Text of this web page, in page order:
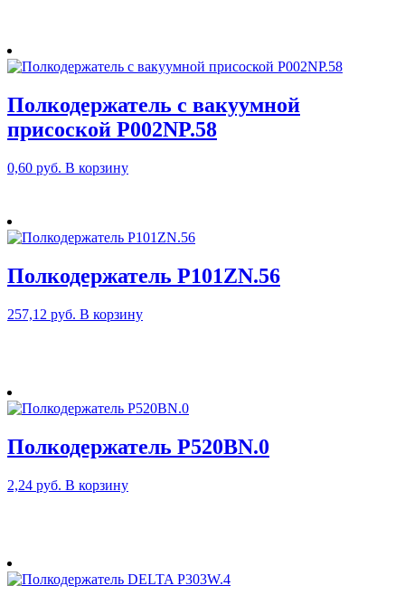
Полкодержатель с вакуумной
присоской P002NP.58
0,60 руб. В корзину
Полкодержатель P101ZN.56
257,12 руб. В корзину
Полкодержатель P520BN.0
2,24 руб. В корзину